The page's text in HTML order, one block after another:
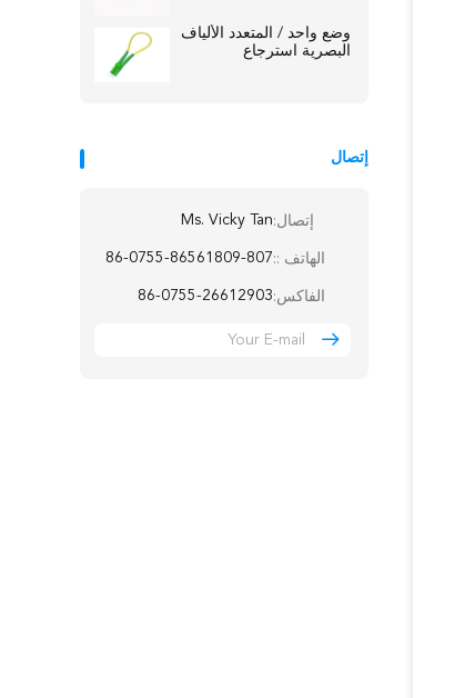
وضع واحد / المتعدد الألياف
البصرية استرجاع
إتصال
إتصال:Ms. Vicky Tan
الهاتف ::86-0755-86561809-807
الفاكس:86-0755-26612903